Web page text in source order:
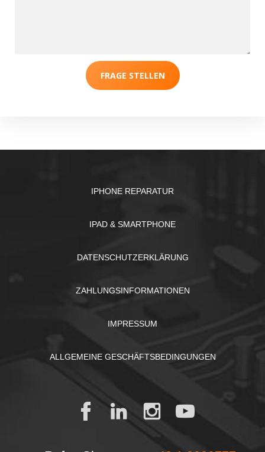
FRAGE STELLEN
IPHONE REPARATUR
IPAD & SMARTPHONE
DATENSCHUTZERKLÄRUNG
ZAHLUNGSINFORMATIONEN
IMPRESSUM
ALLGEMEINE GESCHÄFTSBEDINGUNGEN